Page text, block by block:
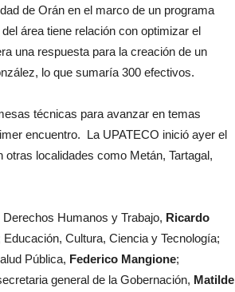
de Orán en el marco de un programa
área tiene relación con optimizar el
una respuesta para la creación de un
lo que sumaría 300 efectivos.
técnicas para avanzar en temas
encuentro. La UPATECO inició ayer el
localidades como Metán, Tartagal,
Humanos y Trabajo, Ricardo
Educación, Cultura, Ciencia y Tecnología;
Pública, Federico Mangione;
general de la Gobernación, Matilde